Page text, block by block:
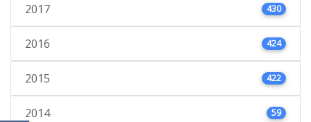
2017 430
2016 424
2015 422
2014 59